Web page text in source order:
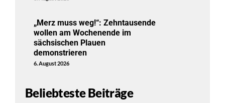
„Merz muss weg!“: Zehntausende
wollen am Wochenende im
sächsischen Plauen
demonstrieren
6. August 2026
Beliebteste Beiträge